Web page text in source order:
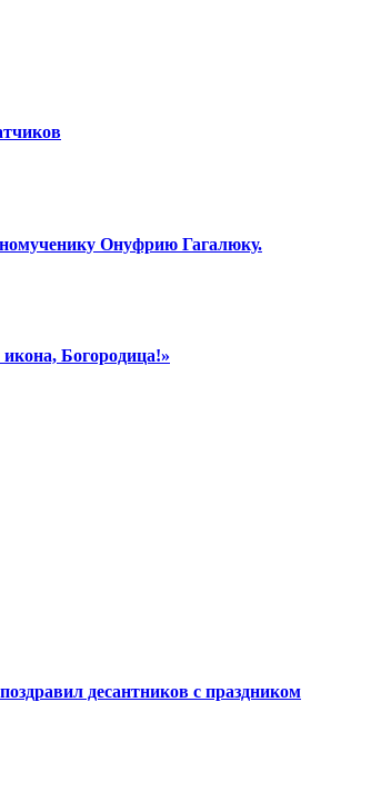
Онуфрию Гагалюку.
Богородица!»
десантников с праздником